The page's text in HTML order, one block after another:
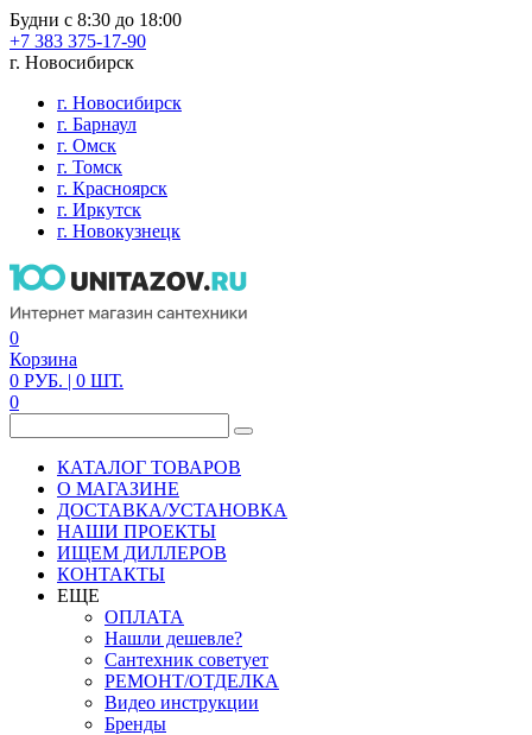
Будни с 8:30 до 18:00
+7 383 375-17-90
г. Новосибирск
г. Новосибирск
г. Барнаул
г. Омск
г. Томск
г. Красноярск
г. Иркутск
г. Новокузнецк
0
Корзина
0 РУБ. | 0 ШТ.
0
КАТАЛОГ ТОВАРОВ
О МАГАЗИНЕ
ДОСТАВКА/УСТАНОВКА
НАШИ ПРОЕКТЫ
ИЩЕМ ДИЛЛЕРОВ
КОНТАКТЫ
ЕЩЕ
ОПЛАТА
Нашли дешевле?
Сантехник советует
РЕМОНТ/ОТДЕЛКА
Видео инструкции
Бренды